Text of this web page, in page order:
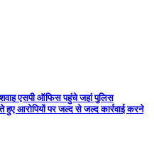
एसपी ऑफिस पहुंचे जहां पुलिस
हुए आरोपियों पर जल्द से जल्द कार्रवाई करने